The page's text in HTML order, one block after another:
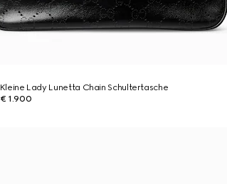
Kleine Lady Lunetta Chain Schultertasche
€ 1.900